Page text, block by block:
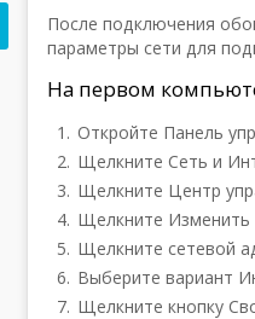
После подключения
параметры сети для
На первом
Откройте Панель
Щелкните Сеть и
Щелкните Центр
Щелкните Изменить
Щелкните сетевой
Выберите вариант
Щелкните кнопку